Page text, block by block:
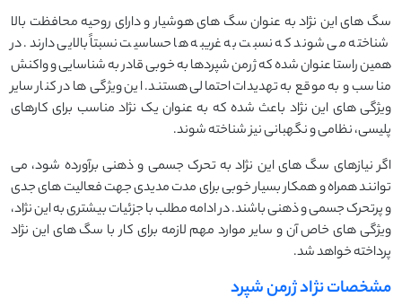
سگ های این نژاد به عنوان سگ های هوشیار و دارای روحیه محافظت بالا
شناخته می شوند که نسبت به غریبه ها حساسیت نسبتاً بالایی دارند. در
همین راستا عنوان شده که ژرمن شپردها به خوبی قادر به شناسایی و واکنش
مناسب و به موقع به تهدیدات احتمالی هستند. این ویژگی ها در کنار سایر
ویژگی های این نژاد باعث شده که به عنوان یک نژاد مناسب برای کارهای
پلیسی، نظامی و نگهبانی نیز شناخته شوند.
اگر نیازهای سگ های این نژاد به تحرک جسمی و ذهنی برآورده شود، می
توانند همراه و همکار بسیار خوبی برای مدت مدیدی جهت فعالیت های جدی
و پرتحرک جسمی و ذهنی باشند. در ادامه مطلب با جزئیات بیشتری به این نژاد،
ویژگی های خاص آن و سایر موارد مهم لازمه برای کار با سگ های این نژاد
پرداخته خواهد شد.
مشخصات نژاد ژرمن شپرد